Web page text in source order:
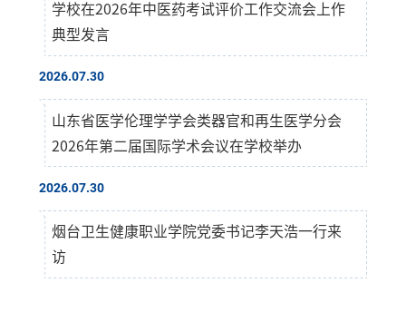
学校在2026年中医药考试评价工作交流会上作
典型发言
2026.07.30
山东省医学伦理学学会类器官和再生医学分会
2026年第二届国际学术会议在学校举办
2026.07.30
烟台卫生健康职业学院党委书记李天浩一行来
访